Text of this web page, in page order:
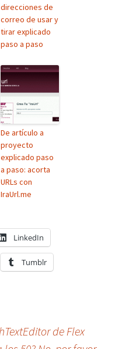
direcciones de
correo de usar y
tirar explicado
paso a paso
De artículo a
proyecto
explicado paso
a paso: acorta
URLs con
IraUrl.me
LinkedIn
Tumblr
de Flex